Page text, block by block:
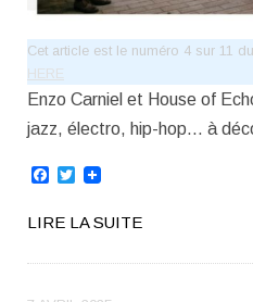
Cet article est le numéro 4 sur 11
HERE
Enzo Carniel et House of
jazz, électro, hip-hop… à
Facebook
Twitter
LIRE LA SUITE